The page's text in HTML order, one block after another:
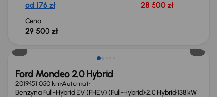
od 176 zł 28 500 zł
Cena
29 500 zł
Taniej o 1 500 zł
Ford Mondeo 2.0 Hybrid
2019151 050 kmAutomat
Benzyna Full-Hybrid EV (FHEV) (Full-Hybrid)2.0 Hybrid138 kW